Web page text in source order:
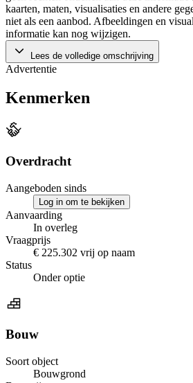
kaarten, maten, visualisaties en andere
niet als een aanbod. Afbeeldingen en
informatie kan nog wijzigen.
Lees de volledige omschrijving
Advertentie
Kenmerken
Overdracht
Aangeboden sinds
Log in om te bekijken
Aanvaarding
In overleg
Vraagprijs
€ 225.302 vrij op naam
Status
Onder optie
Bouw
Soort object
Bouwgrond